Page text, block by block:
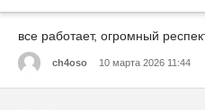
все работает, огромный
ch4oso 10 марта 2026 11:44